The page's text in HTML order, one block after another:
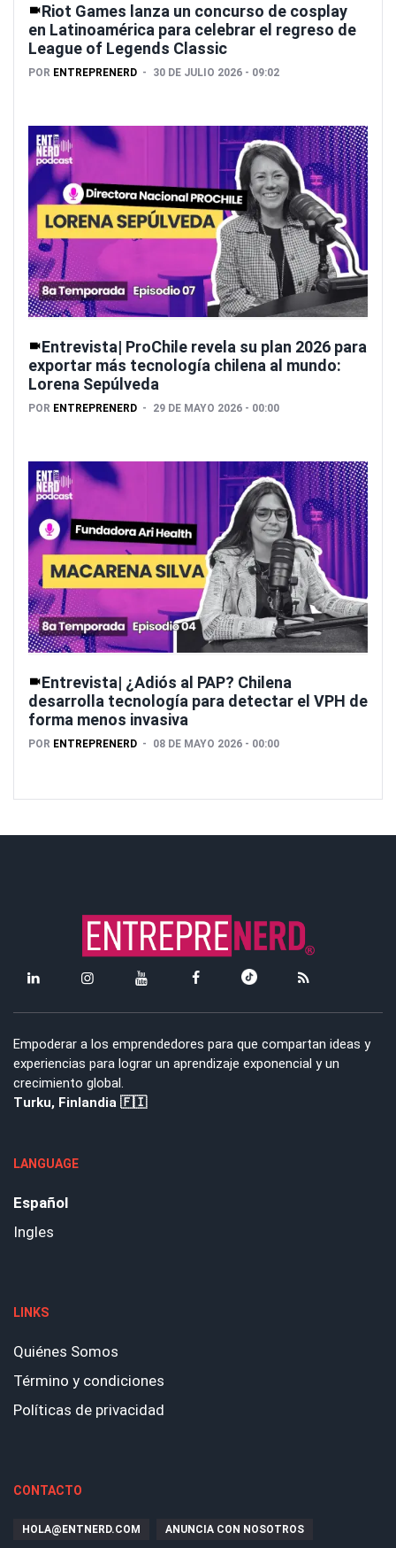
Riot Games lanza un concurso de cosplay
en Latinoamérica para celebrar el regreso de
League of Legends Classic
POR ENTREPRENERD 30 DE JULIO 2026 - 09:02
Entrevista| ProChile revela su plan 2026 para
exportar más tecnología chilena al mundo:
Lorena Sepúlveda
POR ENTREPRENERD 29 DE MAYO 2026 - 00:00
Entrevista| ¿Adiós al PAP? Chilena
desarrolla tecnología para detectar el VPH de
forma menos invasiva
POR ENTREPRENERD 08 DE MAYO 2026 - 00:00
Empoderar a los emprendedores para que compartan ideas y
experiencias para lograr un aprendizaje exponencial y un
crecimiento global.
Turku, Finlandia 🇫🇮
LANGUAGE
Español
Ingles
LINKS
Quiénes Somos
Término y condiciones
Políticas de privacidad
CONTACTO
HOLA@ENTNERD.COM ANUNCIA CON NOSOTROS